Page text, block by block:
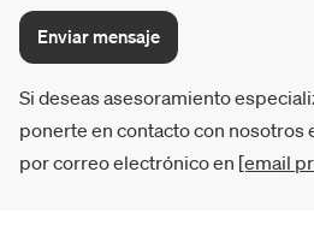
Enviar mensaje
Si deseas asesoramiento
ponerte en contacto con nosotros
por correo electrónico en [email